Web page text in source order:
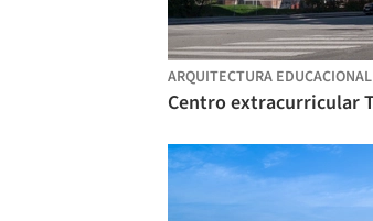
ARQUITECTURA EDUCACIONAL